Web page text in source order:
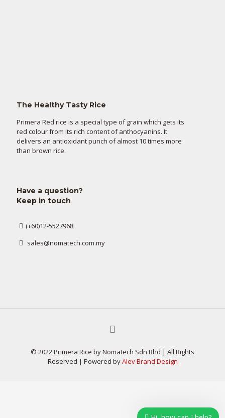
The Healthy Tasty Rice
Primera Red rice is a special type of grain which gets its
red colour from its rich content of anthocyanins. It
delivers an antioxidant punch of almost 10 times more
than brown rice.
Have a question?
Keep in touch
(+60)12-5527968
sales@nomatech.com.my
© 2022 Primera Rice by Nomatech Sdn Bhd | All Rights
Reserved | Powered byAlev Brand Design